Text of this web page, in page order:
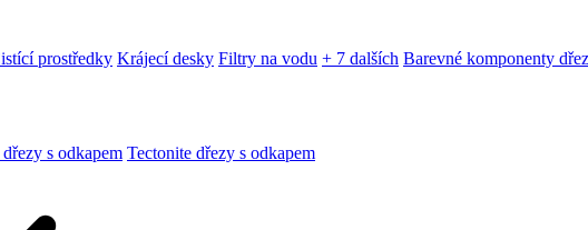
prostředky Krájecí desky Filtry na vodu + 7 dalších Barevné komponenty
s odkapem Tectonite dřezy s odkapem